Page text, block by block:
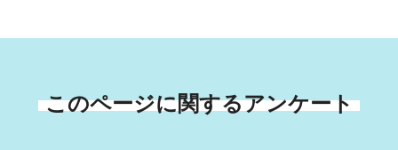
このページに関するアンケート